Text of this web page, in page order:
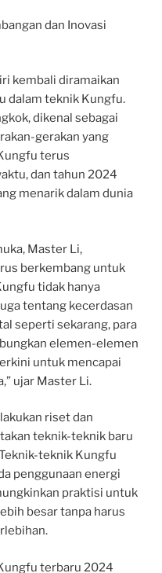
dan Inovasi
kembali diramaikan
dalam teknik Kungfu.
dikenal sebagai
gerakan yang
terus
dan tahun 2024
menarik dalam dunia
Master Li,
berkembang untuk
tidak hanya
tentang kecerdasan
seperti sekarang, para
elemen-elemen
untuk mencapai
ujar Master Li.
riset dan
teknik-teknik baru
teknik Kungfu
penggunaan energi
praktisi untuk
besar tanpa harus
terbaru 2024